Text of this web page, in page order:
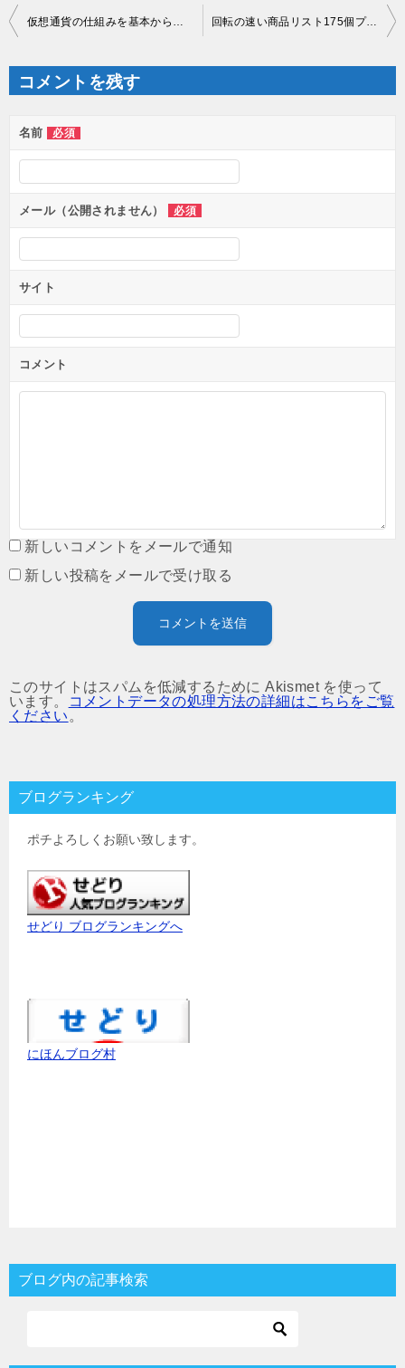
投
稿
ナ
ゲ
ー
シ
ン
仮想通貨の仕組みを基本からわかりやすく無料で勉強できます 回転の速い商品リスト175個プレゼント
コメントを残す
名前 必須
メール（公開されません） 必須
サイト
コメント
新しいコメントをメールで通知
新しい投稿をメールで受け取る
このサイトはスパムを低減するために Akismet を使って
います。
コメントデータの処理方法の詳細はこちらをご覧
ください 。
ブログランキング
ポチよろしくお願い致します。
せどり ブログランキングへ
にほんブログ村
ブログ内の記事検索